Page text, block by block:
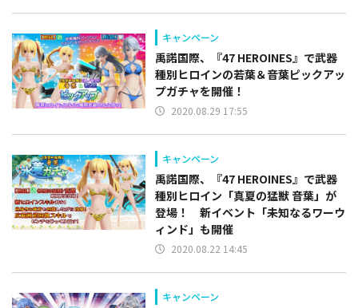
キャンペーン
禹諾国際、『47 HEROINES』で武器
種別ヒロインの若葉＆音葉ピックアッ
プガチャを開催！
2020.08.29 17:55
キャンペーン
禹諾国際、『47 HEROINES』で武器
種別ヒロイン「真夏の猛獣 音葉」が
登場！ 新イベント「未知なるワーウ
ィンド」も開催
2020.08.22 14:45
キャンペーン